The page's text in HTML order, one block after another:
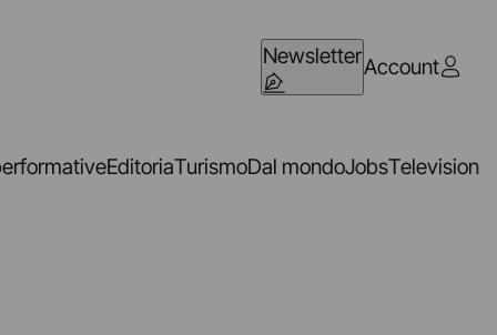
NewsletterAccount
EditoriaTurismoDal mondoJobsTelevision